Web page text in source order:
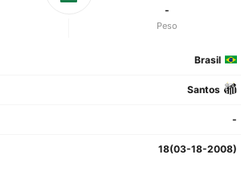
-
Peso
Brasil
Santos
-
18(03-18-2008)